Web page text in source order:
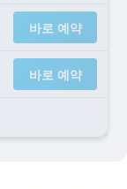
바로 예약
바로 예약